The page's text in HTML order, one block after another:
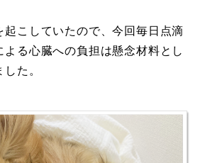
起こしていたので、今回毎日点滴
よる心臓への負担は懸念材料とし
た。